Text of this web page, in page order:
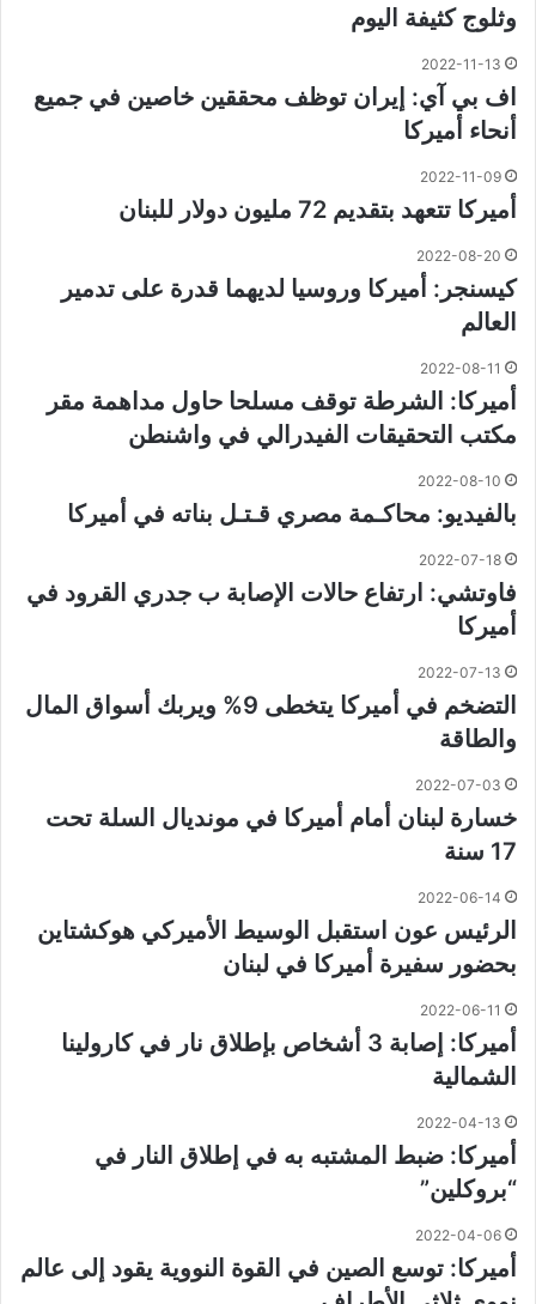
وثلوج كثيفة اليوم
2022-11-13
اف بي آي: إيران توظف محققين خاصين في جميع
أنحاء أميركا
2022-11-09
أميركا تتعهد بتقديم 72 مليون دولار للبنان
2022-08-20
كيسنجر: أميركا وروسيا لديهما قدرة على تدمير
العالم
2022-08-11
أميركا: الشرطة توقف مسلحا حاول مداهمة مقر
مكتب التحقيقات الفيدرالي في واشنطن
2022-08-10
بالفيديو: محاكـمة مصري قـتـل بناته في أميركا
2022-07-18
فاوتشي: ارتفاع حالات الإصابة ب جدري القرود في
أميركا
2022-07-13
التضخم في أميركا يتخطى 9% ويربك أسواق المال
والطاقة
2022-07-03
خسارة لبنان أمام أميركا في مونديال السلة تحت
17 سنة
2022-06-14
الرئيس عون استقبل الوسيط الأميركي هوكشتاين
بحضور سفيرة أميركا في لبنان
2022-06-11
أميركا: إصابة 3 أشخاص بإطلاق نار في كارولينا
الشمالية
2022-04-13
أميركا: ضبط المشتبه به في إطلاق النار في
“بروكلين” ⁧‫
2022-04-06
أميركا: توسع الصين في القوة النووية يقود إلى عالم